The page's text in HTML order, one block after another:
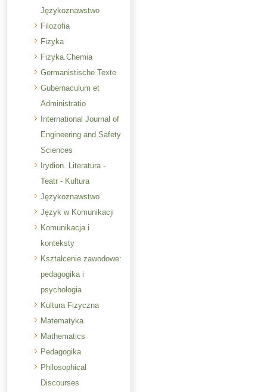
Językoznawstwo
Filozofia
Fizyka
Fizyka.Chemia
Germanistische Texte
Gubernaculum et
Administratio
International Journal of
Engineering and Safety
Sciences
Irydion. Literatura -
Teatr - Kultura
Językoznawstwo
Język w Komunikacji
Komunikacja i
konteksty
Kształcenie zawodowe:
pedagogika i
psychologia
Kultura Fizyczna
Matematyka
Mathematics
Pedagogika
Philosophical
Discourses